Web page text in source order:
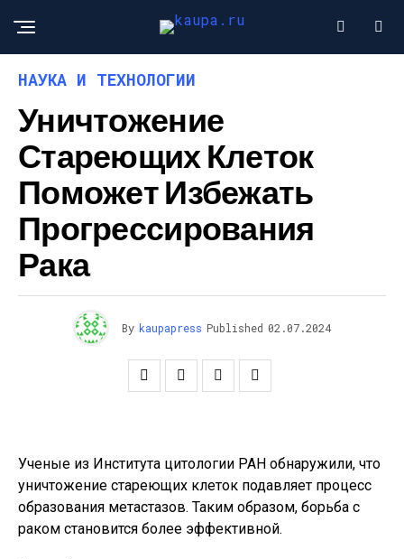
НАУКА И ТЕХНОЛОГИИ
Уничтожение
Стареющих Клеток
Поможет Избежать
Прогрессирования
Рака
By kaupapress Published 02.07.2024
Ученые из Института цитологии РАН обнаружили, что
уничтожение стареющих клеток подавляет процесс
образования метастазов. Таким образом, борьба с
раком становится более эффективной.